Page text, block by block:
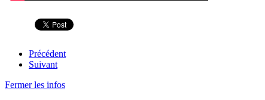
Précédent
Suivant
Fermer les infos